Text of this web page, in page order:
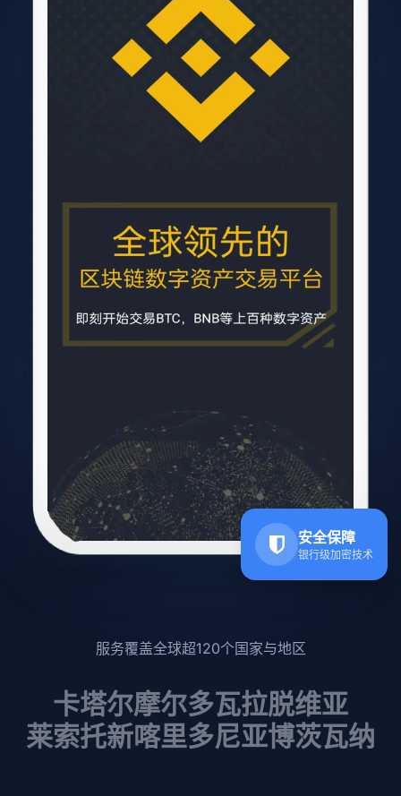
安全保障
银行级加密技术
服务覆盖全球超120个国家与地区
卡塔尔摩尔多瓦拉脱维亚
莱索托新喀里多尼亚博茨瓦纳